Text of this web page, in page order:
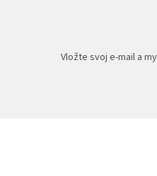
Vložte svoj e-mail a